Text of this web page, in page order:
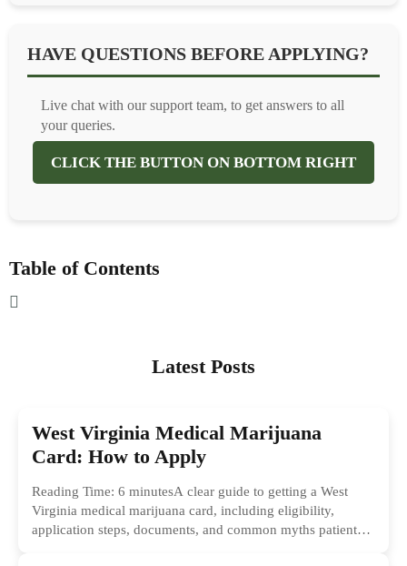
HAVE QUESTIONS BEFORE APPLYING?
Live chat with our support team, to get answers to all
your queries.
CLICK THE BUTTON ON BOTTOM RIGHT
Table of Contents
Latest Posts
West Virginia Medical Marijuana
Card: How to Apply
Reading Time: 6 minutesA clear guide to getting a West
Virginia medical marijuana card, including eligibility,
application steps, documents, and common myths patients